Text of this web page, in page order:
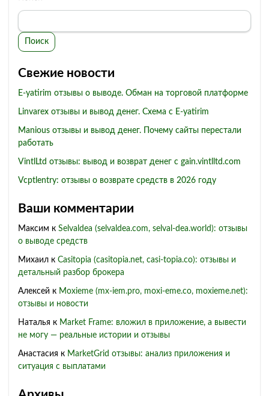
Поиск
Свежие новости
E-yatirim отзывы о выводе. Обман на торговой платформе
Linvarex отзывы и вывод денег. Схема с E-yatirim
Manious отзывы и вывод денег. Почему сайты перестали
работать
VintlLtd отзывы: вывод и возврат денег с gain.vintlltd.com
Vcptlentry: отзывы о возврате средств в 2026 году
Ваши комментарии
Максим к Selvaldea (selvaldea.com, selval-dea.world): отзывы
о выводе средств
Михаил к Casitopia (casitopia.net, casi-topia.co): отзывы и
детальный разбор брокера
Алексей к Moxieme (mx-iem.pro, moxi-eme.co, moxieme.net):
отзывы и новости
Наталья к Market Frame: вложил в приложение, а вывести
не могу — реальные истории и отзывы
Анастасия к MarketGrid отзывы: анализ приложения и
ситуация с выплатами